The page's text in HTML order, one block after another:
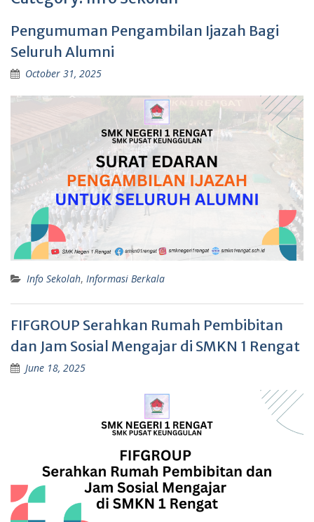
Pengumuman Pengambilan Ijazah Bagi
Seluruh Alumni
October 31, 2025
Info Sekolah, Informasi Berkala
FIFGROUP Serahkan Rumah Pembibitan
dan Jam Sosial Mengajar di SMKN 1 Rengat
June 18, 2025